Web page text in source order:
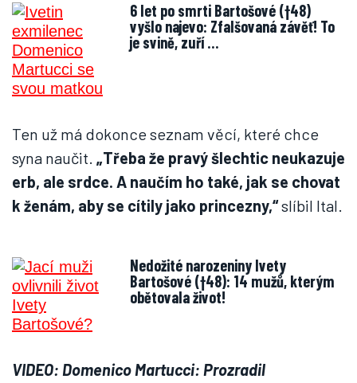
6 let po smrti Bartošové (†48)
vyšlo najevo: Zfalšovaná závěť! To
je svině, zuří …
Ten už má dokonce seznam věcí, které chce
syna naučit. „Třeba že pravý šlechtic neukazuje
erb, ale srdce. A naučím ho také, jak se chovat
k ženám, aby se cítily jako princezny,“slíbil Ital.
Nedožité narozeniny Ivety
Bartošové (†48): 14 mužů, kterým
obětovala život!
VIDEO: Domenico Martucci: Prozradil